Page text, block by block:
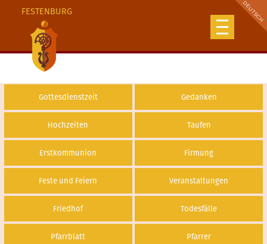
FESTENBURG
Gottesdienstzeit Gedanken
Hochzeiten Taufen
Erstkommunion Firmung
Feste und Feiern Veranstaltungen
Friedhof Todesfälle
Pfarrblatt Pfarrer